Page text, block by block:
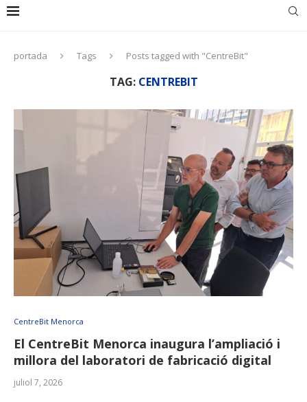
portada Tags Posts tagged with "CentreBit"
TAG: CENTREBIT
CentreBit Menorca
El CentreBit Menorca inaugura l’ampliació i
millora del laboratori de fabricació digital
juliol 7, 2026